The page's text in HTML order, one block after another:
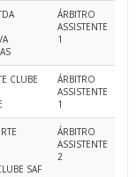
ÁRBITRO
ASSISTENTE
1
CLUBE
ÁRBITRO
ASSISTENTE
1
SAF
ÁRBITRO
ASSISTENTE
2